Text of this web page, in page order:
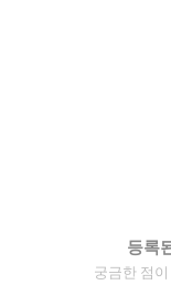
등록
궁금한 점